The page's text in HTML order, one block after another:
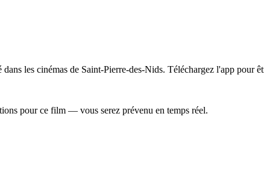
les cinémas de Saint-Pierre-des-Nids. Téléchargez l'app pour
pour ce film — vous serez prévenu en temps réel.